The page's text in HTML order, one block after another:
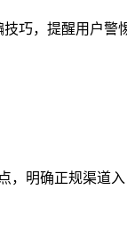
巧，提醒用户
明确正规渠道